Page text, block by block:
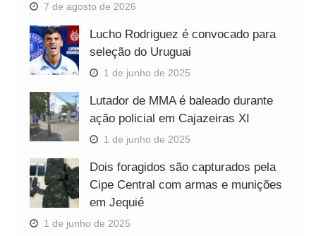
7 de agosto de 2026
Lucho Rodriguez é convocado para
seleção do Uruguai
1 de junho de 2025
Lutador de MMA é baleado durante
ação policial em Cajazeiras XI
1 de junho de 2025
Dois foragidos são capturados pela
Cipe Central com armas e munições
em Jequié
1 de junho de 2025